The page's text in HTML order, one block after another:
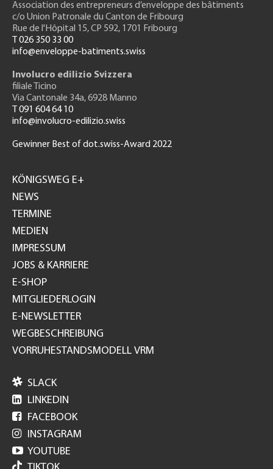
Association des entrepreneurs d’enveloppe des bâtiments
c/o Union Patronale du Canton de Fribourg
Rue de l'Hôpital 15, CP 592, 1701 Fribourg
T 026 350 33 00
info@enveloppe-batiments.swiss
Involucro edilizio Svizzera
filiale Ticino
Via Cantonale 34a, 6928 Manno
T 091 604 64 10
info@involucro-edilizio.swiss
Gewinner Best of dot.swiss-Award 2022
GH
KÖNIGSWEG E+
NEWS
TERMINE
MEDIEN
IMPRESSUM
JOBS & KARRIERE
E-SHOP
MITGLIEDERLOGIN
E-NEWSLETTER
WEGBESCHREIBUNG
VORRUHESTANDSMODELL VRM
 SLACK
 LINKEDIN
 FACEBOOK
 INSTAGRAM
 YOUTUBE